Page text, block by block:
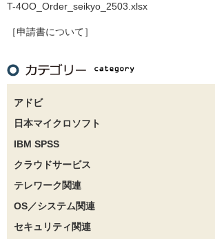
T-4OO_Order_seikyo_2503.xlsx
［申請書について］
アドビ
日本マイクロソフト
IBM SPSS
クラウドサービス
テレワーク関連
OS／システム関連
セキュリティ関連